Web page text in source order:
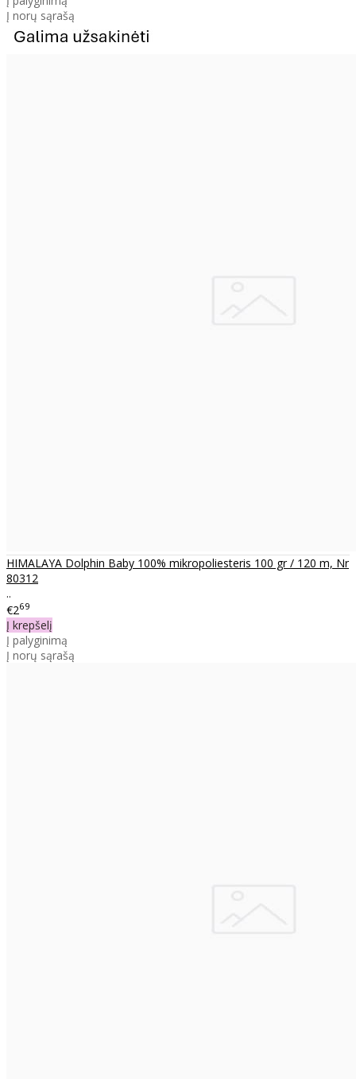
Į norų sąrašą
HIMALAYA Dolphin Baby 100% mikropoliesteris 100 gr / 120 m, Nr
80312
..
€269
Į krepšelį
Į palyginimą
Į norų sąrašą